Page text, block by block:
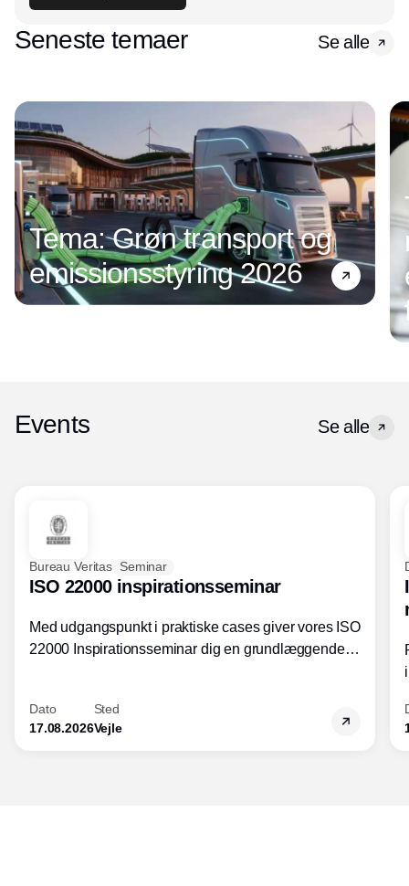
Seneste temaer Se alle
Tema: Grøn transport og
emissionsstyring 2026
Events Se alle
Bureau Veritas Seminar
ISO 22000 inspirationsseminar
Med udgangspunkt i praktiske cases giver vores ISO
22000 Inspirationsseminar dig en grundlæggende
fødevarestandardens integration med andre
standarder.
Dato
17.08.2026
Sted
Vejle